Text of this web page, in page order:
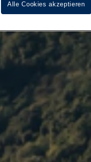
Alle Cookies akzeptieren